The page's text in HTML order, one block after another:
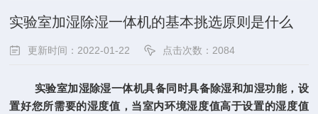
实验室加湿除湿一体机的基本挑选原则是什么
更新时间：2022-01-22 点击次数：2084
实验室加湿除湿一体机具备同时具备除湿和加湿功能，设
置好您所需要的湿度值，当室内环境湿度值高于设置的湿度值